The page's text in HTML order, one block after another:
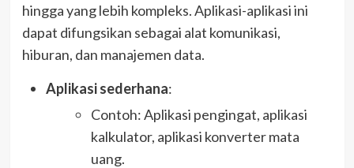
hingga yang lebih kompleks. Aplikasi-aplikasi ini
dapat difungsikan sebagai alat komunikasi,
hiburan, dan manajemen data.
Aplikasi sederhana:
Contoh: Aplikasi pengingat, aplikasi
kalkulator, aplikasi konverter mata
uang.